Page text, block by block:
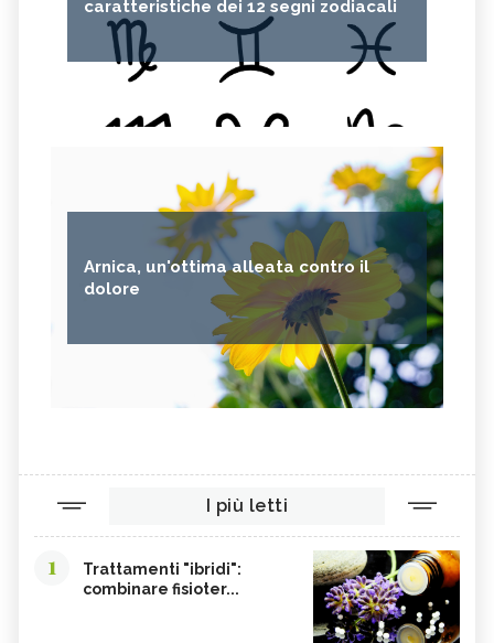
caratteristiche dei 12 segni zodiacali
Arnica, un'ottima alleata contro il
dolore
I più letti
1
Trattamenti "ibridi":
combinare fisioter...